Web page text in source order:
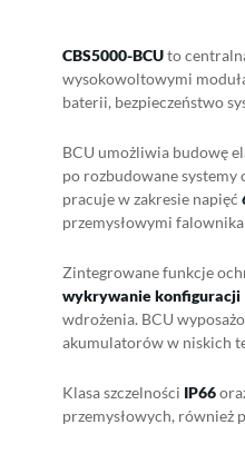
CBS5000-BCUto
wysokowoltowymi
baterii, bezpieczeństwo
BCU umożliwia budowę
po rozbudowane systemy
pracuje w zakresie napięć
przemysłowymi
Zintegrowane funkcje
wykrywanie konfiguracji
wdrożenia. BCU
akumulatorów w niskich
Klasa szczelności IP66
przemysłowych, również